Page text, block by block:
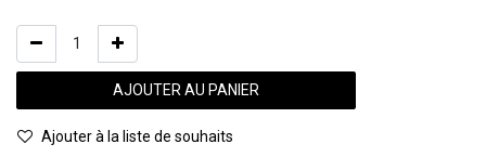
AJOUTER AU PANIER
Ajouter à la liste de souhaits